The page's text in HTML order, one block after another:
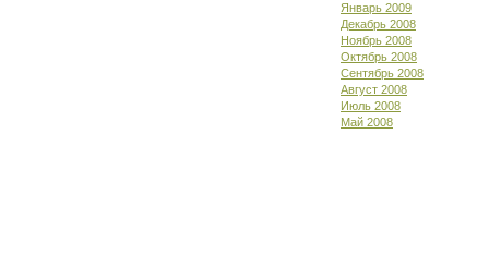
Январь 2009
Декабрь 2008
Ноябрь 2008
Октябрь 2008
Сентябрь 2008
Август 2008
Июль 2008
Май 2008